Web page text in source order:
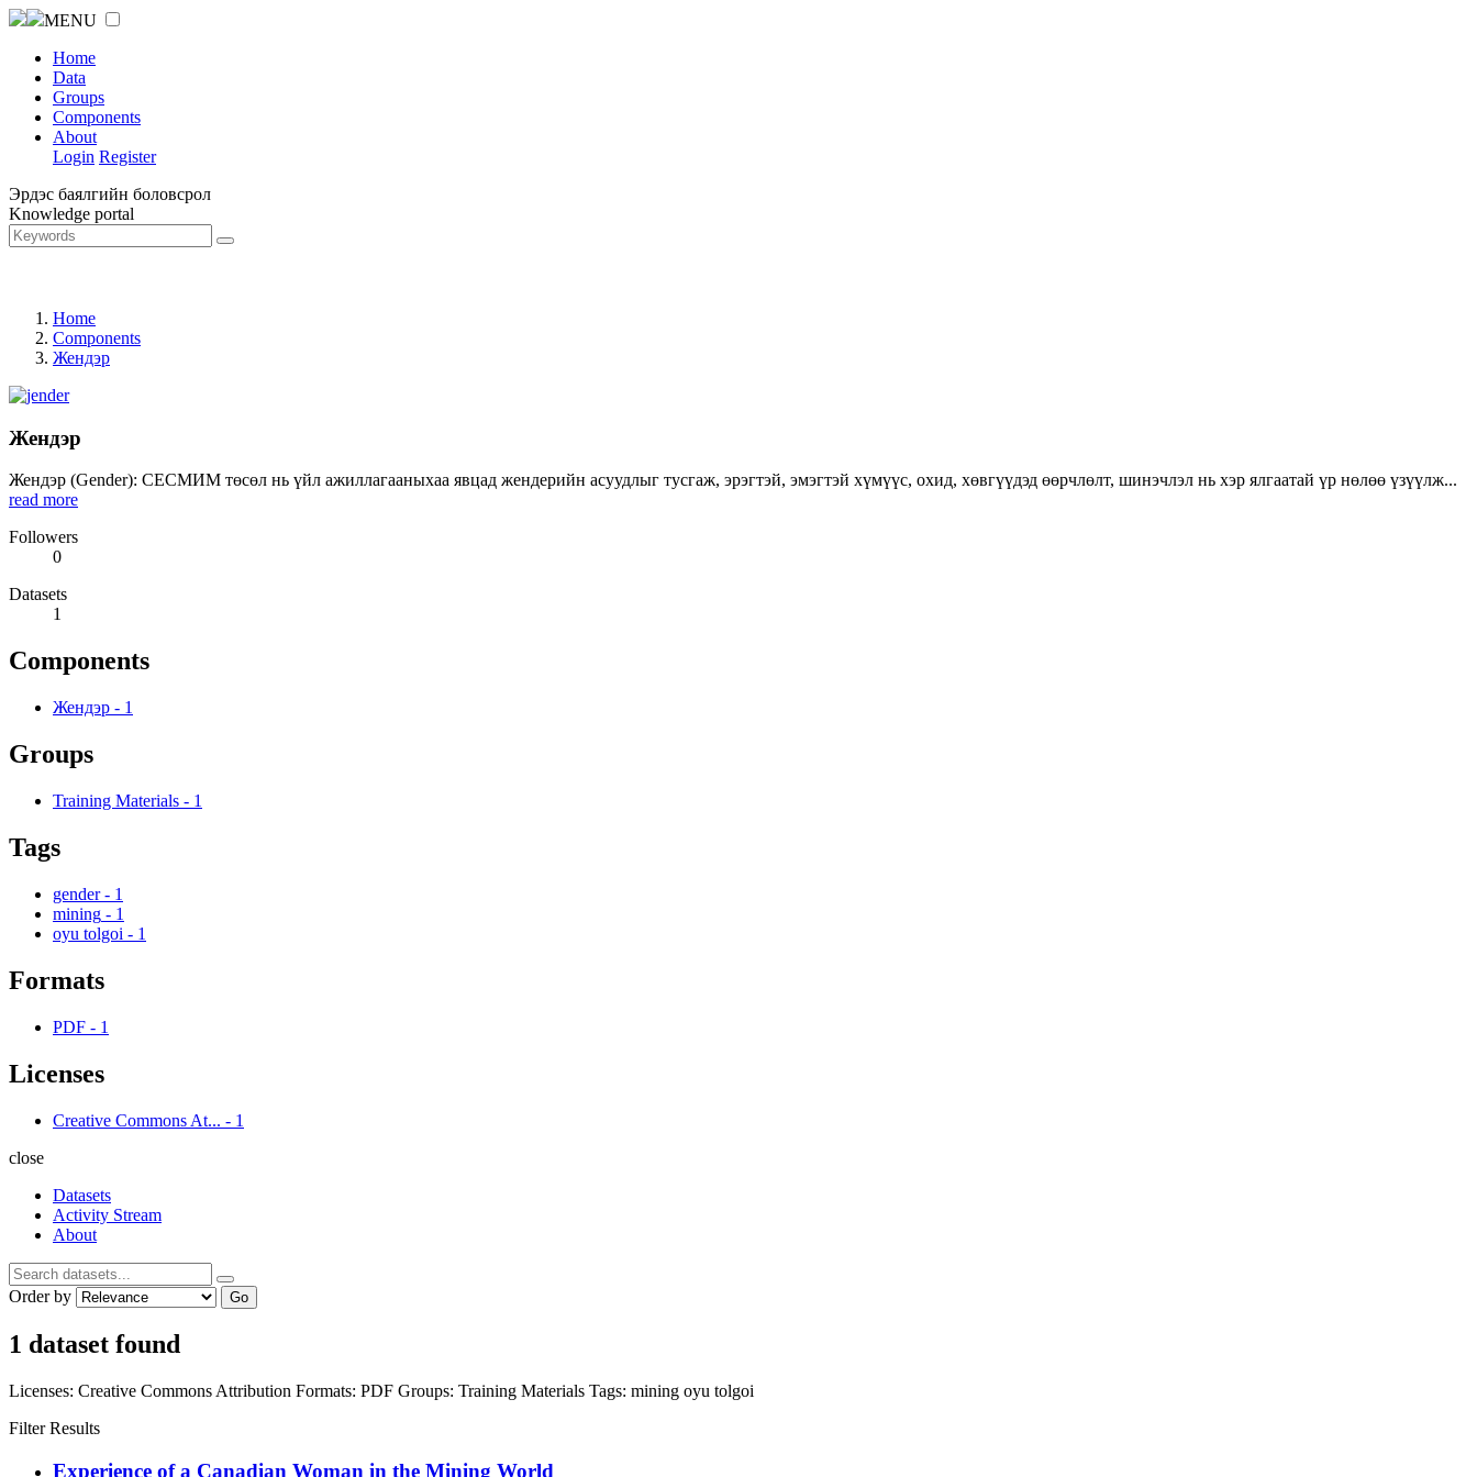
MENU
Home
Data
Groups
Components
About
Login Register
Эрдэс баялгийн боловсрол
Knowledge portal
Home
Components
Жендэр
Жендэр
Жендэр (Gender): СЕСМИМ төсөл нь үйл ажиллагааныхаа явцад жендерийн асуудлыг тусгаж, эрэгтэй, эмэгтэй хүмүүс, охид, хөвгүүдэд өөрчлөлт, шинэчлэл нь хэр ялгаатай үр нөлөө үзүүлж...
read more
Followers
0
Datasets
1
Components
Жендэр - 1
Groups
Training Materials - 1
Tags
gender - 1
mining - 1
oyu tolgoi - 1
Formats
PDF - 1
Licenses
Creative Commons At... - 1
close
Datasets
Activity Stream
About
Order by Go
1 dataset found
Licenses: Creative Commons Attribution Formats: PDF Groups: Training Materials Tags: mining oyu tolgoi
Filter Results
Experience of a Canadian Woman in the Mining World